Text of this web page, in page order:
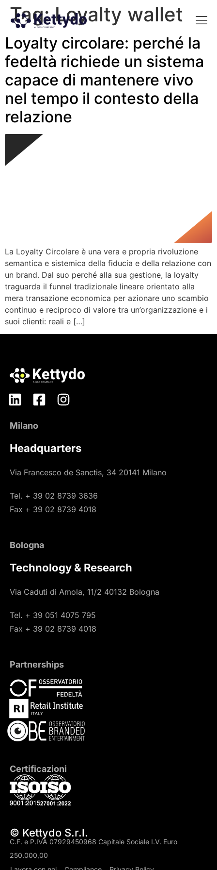
Tag:Loyalty wallet
Loyalty circolare: perché la
fedeltà richiede un sistema
capace di mantenere vivo
nel tempo il contesto della
relazione
La Loyalty Circolare è una vera e propria rivoluzione
semantica e sistemica della fiducia e della relazione con
un brand. Dal suo perché alla sua gestione, la loyalty
traguarda il funnel tradizionale lineare orientato alla
mera transazione economica per azionare uno scambio
continuo e reciproco di valore tra un’organizzazione e i
suoi clienti: reali e […]
Milano
Headquarters
Via Francesco de Sanctis, 34 20141 Milano
Tel. + 39 02 8739 3636
Fax + 39 02 8739 4018
Bologna
Technology & Research
Via Caduti di Amola, 11/2 40132 Bologna
Tel. + 39 051 4075 795
Fax + 39 02 8739 4018
Partnerships
Certificazioni
© Kettydo S.r.l.
C.F. e P.IVA 07929450968 Capitale Sociale I.V. Euro
250.000,00